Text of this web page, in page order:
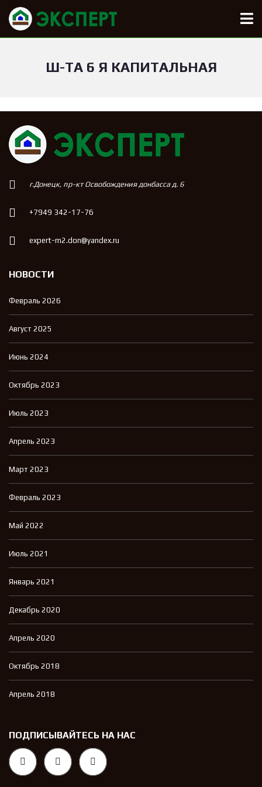
Ш-ТА 6 Я КАПИТАЛЬНАЯ
г.Донецк, пр-кт Освобождения донбасса д. 6
+7949 342-17-76
expert-m2.don@yandex.ru
НОВОСТИ
Февраль 2026
Август 2025
Июнь 2024
Октябрь 2023
Июль 2023
Апрель 2023
Март 2023
Февраль 2023
Май 2022
Июль 2021
Январь 2021
Декабрь 2020
Апрель 2020
Октябрь 2018
Апрель 2018
ПОДПИСЫВАЙТЕСЬ НА НАС